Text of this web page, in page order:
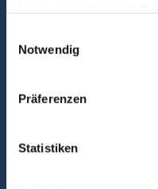
Notwendig
Präferenzen
Statistiken
Teilnehmerstimmen
Fachbereiche
Anzeigen